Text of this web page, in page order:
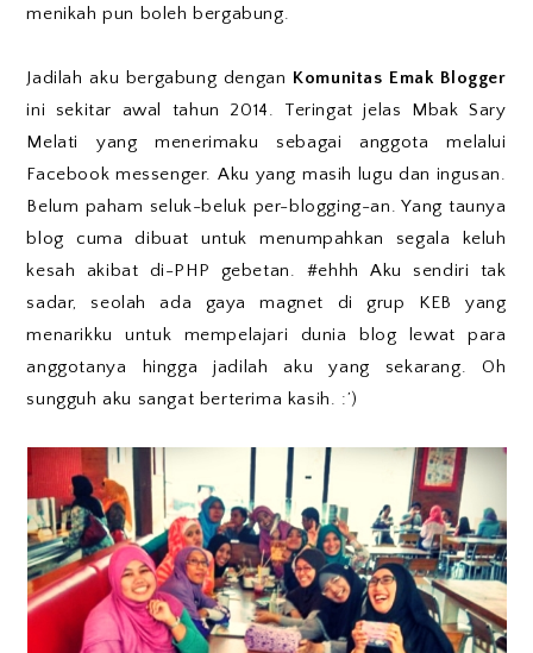
menikah pun boleh bergabung.
Jadilah aku bergabung dengan Komunitas Emak Blogger
ini sekitar awal tahun 2014. Teringat jelas Mbak Sary
Melati yang menerimaku sebagai anggota melalui
Facebook messenger. Aku yang masih lugu dan ingusan.
Belum paham seluk-beluk per-blogging-an. Yang taunya
blog cuma dibuat untuk menumpahkan segala keluh
kesah akibat di-PHP gebetan. #ehhh Aku sendiri tak
sadar, seolah ada gaya magnet di grup KEB yang
menarikku untuk mempelajari dunia blog lewat para
anggotanya hingga jadilah aku yang sekarang. Oh
sungguh aku sangat berterima kasih. :’)